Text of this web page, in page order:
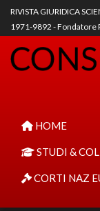
RIVISTA GIURIDICA
1971-9892 - Fondatore
HOME
STUDI &
CORTI NAZ